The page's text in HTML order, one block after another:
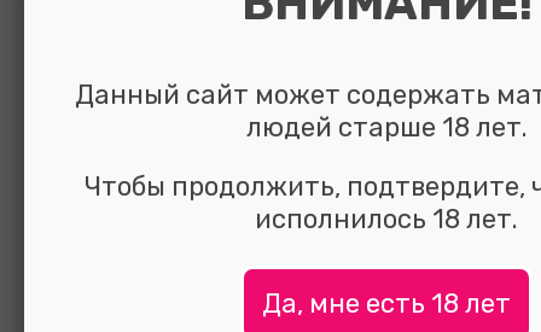
Вибратор
для
клитора 10 см
УЗНАТЬ ЦЕНУ
Данный сайт может содержать
людей старше 18 лет.
Чтобы продолжить, подтвердите,
исполнилось 18 лет.
Да, мне есть 18 лет